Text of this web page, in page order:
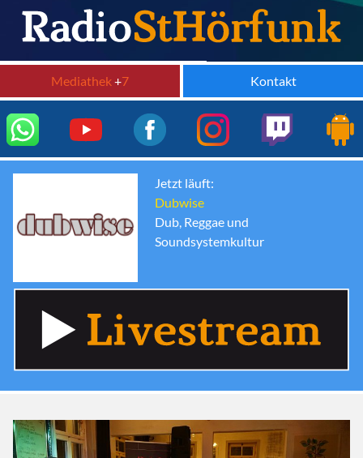
Mediathek+7 Kontakt
Jetzt läuft:
Dubwise
Dub, Reggae und
Soundsystemkultur